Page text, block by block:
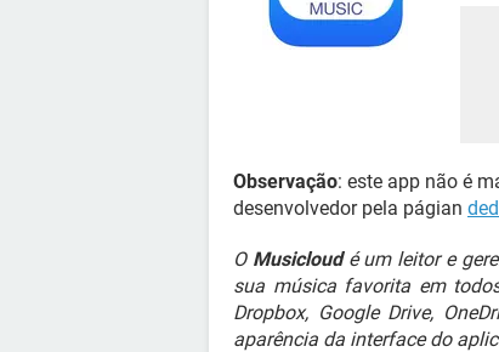
Observação: este app não é
desenvolvedor pela págian
O Musicloudé um leitor e
sua música favorita em
Dropbox, Google Drive,
aparência da interface do